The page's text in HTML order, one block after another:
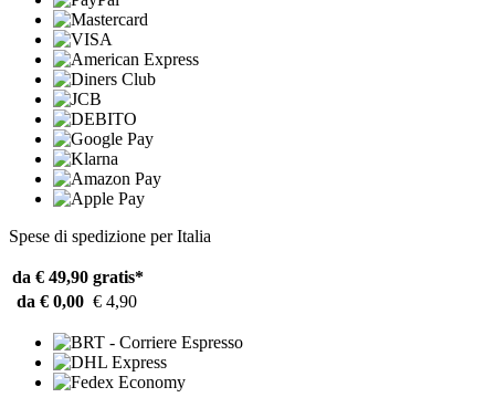
Spese di spedizione per Italia
da € 49,90 gratis*
da € 0,00 € 4,90